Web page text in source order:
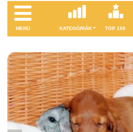
MENÜ KATEGÓRIÁK TOP 100